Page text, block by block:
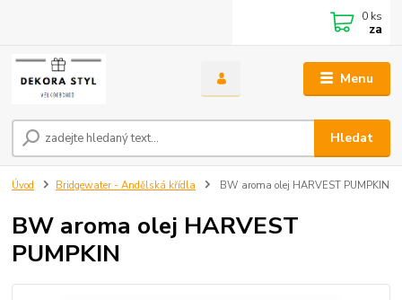
Menu
Hledat
0 ks
za
Úvod Bridgewater - Andělská křídla BW aroma olej HARVEST PUMPKIN
BW aroma olej HARVEST
PUMPKIN